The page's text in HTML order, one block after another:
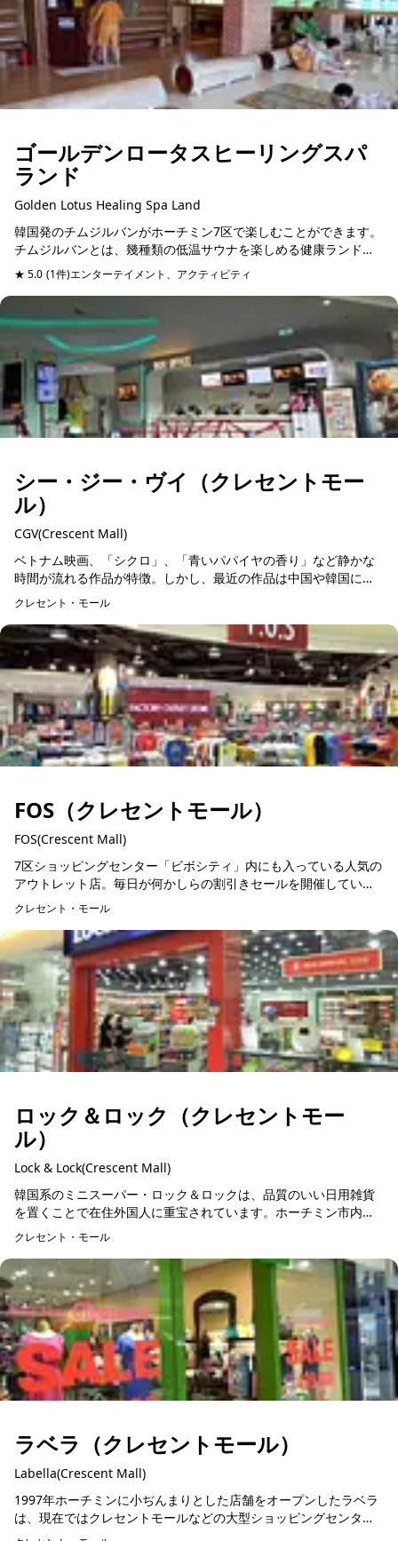
ゴールデンロータスヒーリングスパ
ランド
Golden Lotus Healing Spa Land
韓国発のチムジルバンがホーチミン7区で楽しむことができます。
チムジルバンとは、幾種類の低温サウナを楽しめる健康ランド。
こちらの店舗でも数種類のサウナを楽しむことができます。一回
に十数分入って汗を...
★ 5.0 (1件)エンターテイメント、アクティビティ
シー・ジー・ヴイ（クレセントモー
ル）
CGV(Crescent Mall)
ベトナム映画、「シクロ」、「青いパパイヤの香り」など静かな
時間が流れる作品が特徴。しかし、最近の作品は中国や韓国に影
響されて、マフィアものやアクション、ホラー系が多くなってき
ました。しかし、共通...
クレセント・モール
FOS（クレセントモール）
FOS(Crescent Mall)
7区ショッピングセンター「ビボシティ」内にも入っている人気の
アウトレット店。毎日が何かしらの割引きセールを開催している
ので、若者から中高年まで、お買い得品を求める支持者は多くい
ます。メーカー品と...
クレセント・モール
ロック＆ロック（クレセントモー
ル）
Lock & Lock(Crescent Mall)
韓国系のミニスーパー・ロック＆ロックは、品質のいい日用雑貨
を置くことで在住外国人に重宝されています。ホーチミン市内の
大型ショッピングセンター内のテナントに入っていて、最近では
高所得者層のベトナム...
クレセント・モール
ラベラ（クレセントモール）
Labella(Crescent Mall)
1997年ホーチミンに小ぢんまりとした店舗をオープンしたラベラ
は、現在ではクレセントモールなどの大型ショッピングセンター
をはじめ、ホーチミンとハノイそれぞれのショッピングストリー